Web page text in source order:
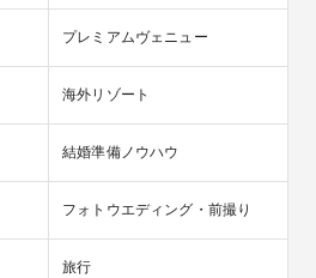
プレミアムヴェニュー
海外リゾート
結婚準備ノウハウ
フォトウエディング・前撮り
旅行